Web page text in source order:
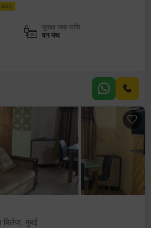
सुरक्षा जमा राशि
वन मंथ
विलेज, मुंबई